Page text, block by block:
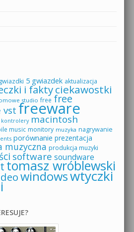
5 gwiazdek aktualizacja
i faktyciekawostki
studio free free
vst freeware
kontrolery macintosh
music monitory muzyka nagrywanie
porównanie prezentacja
muzyczna produkcja muzyki
software soundware
tomasz wróblewski
windowswtyczki